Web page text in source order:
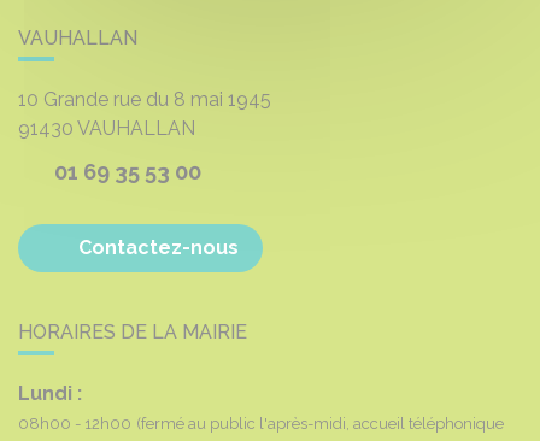
VAUHALLAN
10 Grande rue du 8 mai 1945
91430 VAUHALLAN
01 69 35 53 00
Contactez-nous
HORAIRES DE LA MAIRIE
Lundi :
08h00 - 12h00 (fermé au public l'après-midi, accueil téléphonique